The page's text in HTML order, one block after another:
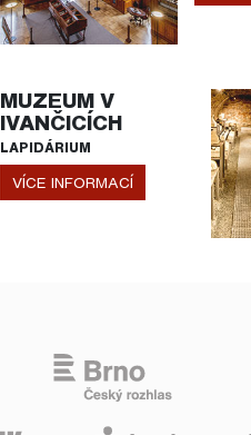
MUZEUM V
IVANČICÍCH
LAPIDÁRIUM
VÍCE INFORMACÍ